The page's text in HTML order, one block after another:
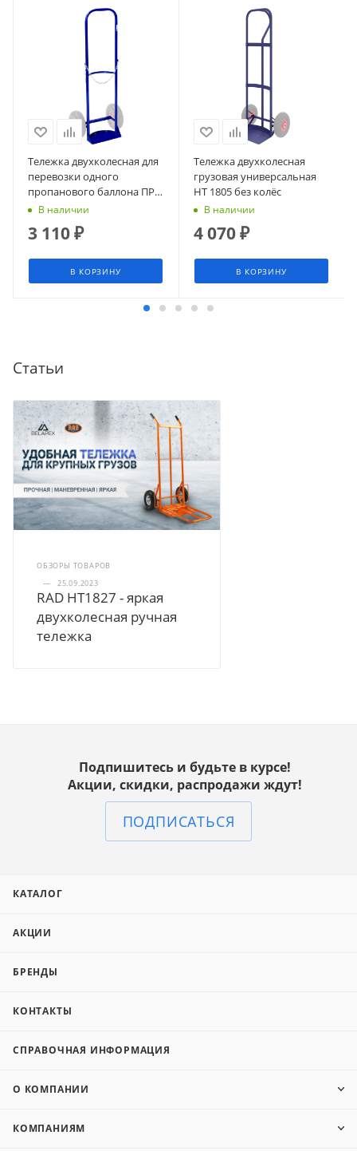
Тележка двухколесная для
перевозки одного
пропанового баллона ПР 1
без колёс
В наличии
3 110₽
В КОРЗИНУ
Тележка двухколесная
грузовая универсальная
НТ 1805 без колёс
В наличии
4 070₽
В КОРЗИНУ
Статьи
ОБЗОРЫ ТОВАРОВ
—
25.09.2023
RAD HT1827 - яркая
двухколесная ручная
тележка
Подпишитесь и будьте в курсе!
Акции, скидки, распродажи ждут!
ПОДПИСАТЬСЯ
КАТАЛОГ
АКЦИИ
БРЕНДЫ
КОНТАКТЫ
СПРАВОЧНАЯ ИНФОРМАЦИЯ
О КОМПАНИИ
КОМПАНИЯМ